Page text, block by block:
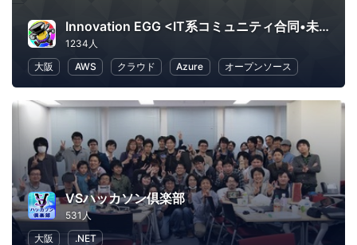
Innovation EGG <IT系コミュニティ合同•未経験者向け勉強会>
1234人
大阪
AWS クラウド Azure オープンソース
VSハッカソン倶楽部
531人
大阪
.NET